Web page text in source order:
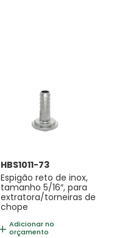
HBS1011-73
Espigão reto de inox,
tamanho 5/16″, para
extratora/torneiras de
chope
Adicionar no
orçamento